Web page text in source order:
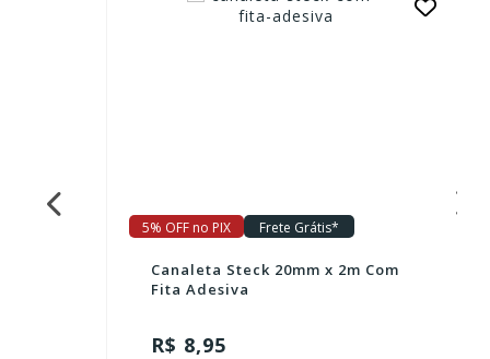
5% OFF no PIX Frete Grátis*
Canaleta Steck 20mm x 2m Com
Fita Adesiva
R$ 8,95